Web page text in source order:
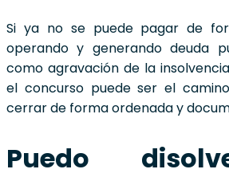
Si ya no se puede pagar de
operando y generando deuda
como agravación de la
el concurso puede ser el
cerrar de forma ordenada y
Puedo